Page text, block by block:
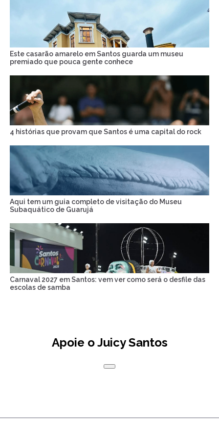
Este casarão amarelo em Santos guarda um museu
premiado que pouca gente conhece
4 histórias que provam que Santos é uma capital do rock
Aqui tem um guia completo de visitação do Museu
Subaquático de Guarujá
Carnaval 2027 em Santos: vem ver como será o desfile das
escolas de samba
Apoie o Juicy Santos